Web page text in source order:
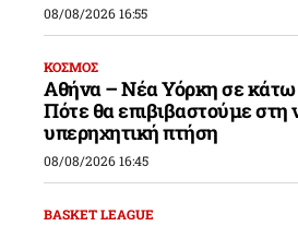
08/08/2026 16:55
ΚΟΣΜΟΣ
Αθήνα – Νέα Υόρκη σε κάτω
Πότε θα επιβιβαστούμε στη
υπερηχητική πτήση
08/08/2026 16:45
BASKET LEAGUE